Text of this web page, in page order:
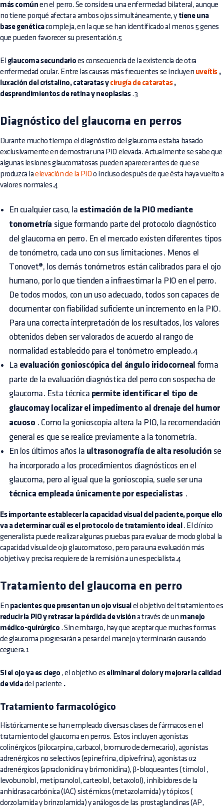
más común en el perro. Se considera una enfermedad bilateral, aunque
no tiene porqué afectar a ambos ojos simultáneamente, y tiene una
base genéticacompleja, en la que se han identificado al menos 5 genes
que pueden favorecer su presentación.5
El glaucoma secundario es consecuencia de la existencia de otra
enfermedad ocular. Entre las causas más frecuentes se incluyen uveítis ,
luxación del cristalino, cataratas ycirugía de cataratas,
desprendimientos de retina y neoplasias.3
Diagnóstico del glaucoma en perros
Durante mucho tiempo el diagnóstico del glaucoma estaba basado
exclusivamente en demostrar una PIO elevada. Actualmente se sabe que
algunas lesiones glaucomatosas pueden aparecer antes de que se
produzca laelevación de la PIO o incluso después de que ésta haya vuelto a
valores normales.4
En cualquier caso, la estimación de la PIO mediante
tonometría sigue formando parte del protocolo diagnóstico
del glaucoma en perro. En el mercado existen diferentes tipos
de tonómetro, cada uno con sus limitaciones. Menos el
Tonovet®, los demás tonómetros están calibrados para el ojo
humano, por lo que tienden a infraestimar la PIO en el perro.
De todos modos, con un uso adecuado, todos son capaces de
documentar con fiabilidad suficiente un incremento en la PIO.
Para una correcta interpretación de los resultados, los valores
obtenidos deben ser valorados de acuerdo al rango de
normalidad establecido para el tonómetro empleado.4
La evaluación gonioscópica del ángulo iridocorneal forma
parte de la evaluación diagnóstica del perro con sospecha de
glaucoma. Esta técnica permite identificar el tipo de
glaucomay localizar el impedimento al drenaje del humor
acuoso . Como la gonioscopia altera la PIO, la recomendación
general es que se realice previamente a la tonometría.
En los últimos años la ultrasonografía de alta resolución se
ha incorporado a los procedimientos diagnósticos en el
glaucoma, pero al igual que la gonioscopia, suele ser una
técnica empleada únicamente por especialistas .
Es importante establecer la capacidad visual del paciente, porque ello
va a determinar cuál es el protocolo de tratamiento ideal . El clínico
generalista puede realizar algunas pruebas para evaluar de modo global la
capacidad visual de ojo glaucomatoso, pero para una evaluación más
objetiva y precisa requiere de la remisión a un especialista.4
Tratamiento del glaucoma en perro
En pacientes que presentan un ojo visual el objetivo del tratamiento es
reducir la PIO y retrasar la pérdida de visión a través de un manejo
médico-quirúrgico . Sin embargo, hay que aceptar que muchas formas
de glaucoma progresarán a pesar del manejo y terminarán causando
ceguera.1
Si el ojo ya es ciego , el objetivo es eliminar el dolor y mejorar la calidad
de vidadel paciente .
Tratamiento farmacológico
Históricamente se han empleado diversas clases de fármacos en el
tratamiento del glaucoma en perros. Estos incluyen agonistas
colinérgicos (pilocarpina, carbacol, bromuro de demecario), agonistas
adrenérgicos no selectivos (epinefrina, dipivefrina), agonistas α2
adrenérgicos (apraclonidina y brimonidina), β-bloqueantes (timolol ,
levobunolol, metipranolol, carteolol, betaxolol), inhibidores de la
anhidrasa carbónica (IAC) sistémicos (metazolamida) y tópicos (
dorzolamida y brinzolamida) y análogos de las prostaglandinas (AP,